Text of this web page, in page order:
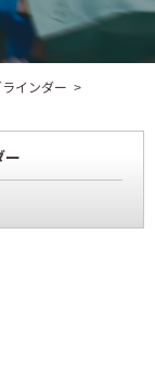
インダー
ー